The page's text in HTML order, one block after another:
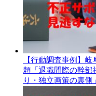
【行動調査事例】
頼「退職間際の幹部
り・独立画策の裏側」